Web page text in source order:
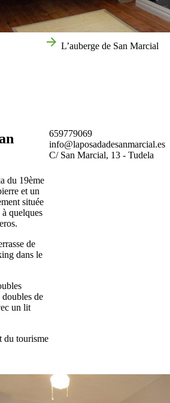
L’auberge de San Marcial
du 19ème
et un
située
quelques
de
dans le
doubles de
un lit
du tourisme
659779069
info@laposadadesanmarcial.es
C/ San Marcial, 13 - Tudela